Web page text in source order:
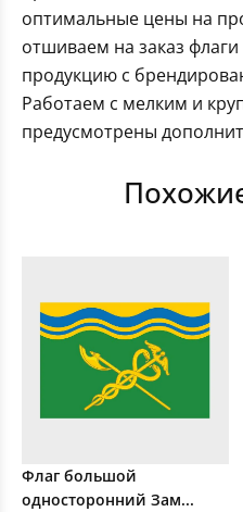
оптимальные цены на
отшиваем на заказ
продукцию с
Работаем с мелким и
предусмотрены
Флаг большой
односторонний Зам...